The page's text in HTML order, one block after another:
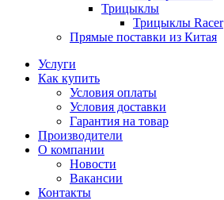
Трицыклы
Трицыклы Racer
Прямые поставки из Китая
Услуги
Как купить
Условия оплаты
Условия доставки
Гарантия на товар
Производители
О компании
Новости
Вакансии
Контакты